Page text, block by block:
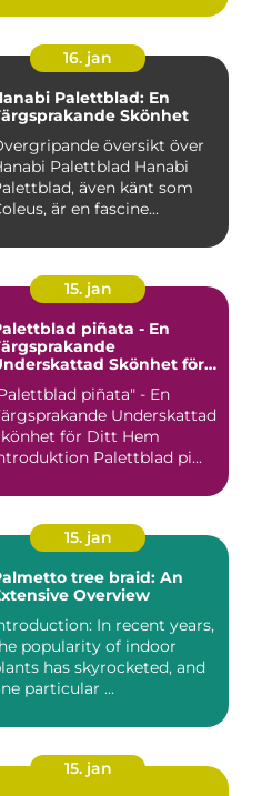
16. jan
Palettblad: En
Skönhet
översikt över
Palettblad Hanabi
även känt som
är en fascine...
15. jan
piñata - En
Skönhet för
piñata" - En
Underskattad
för Ditt Hem
Palettblad pi...
15. jan
tree braid: An
Overview
In recent years,
popularity of indoor
has skyrocketed, and
particular ...
15. jan